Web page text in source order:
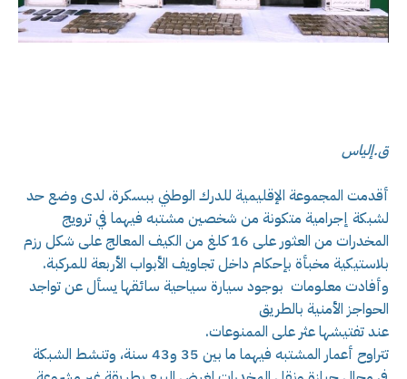
ق.إلياس
أقدمت المجموعة الإقليمية للدرك الوطني ببسكرة، لدى وضع حد
لشبكة إجرامية متكونة من شخصين مشتبه فيهما في ترويج
المخدرات من العثور على 16 كلغ من الكيف المعالج على شكل رزم
بلاستيكية مخبأة بإحكام داخل تجاويف الأبواب الأربعة للمركبة.
وأفادت معلومات بوجود سيارة سياحية سائقها يسأل عن تواجد
الحواجز الأمنية بالطريق
عند تفتيشها عثر على الممنوعات.
تتراوح أعمار المشتبه فيهما ما بين 35 و43 سنة، وتنشط الشبكة